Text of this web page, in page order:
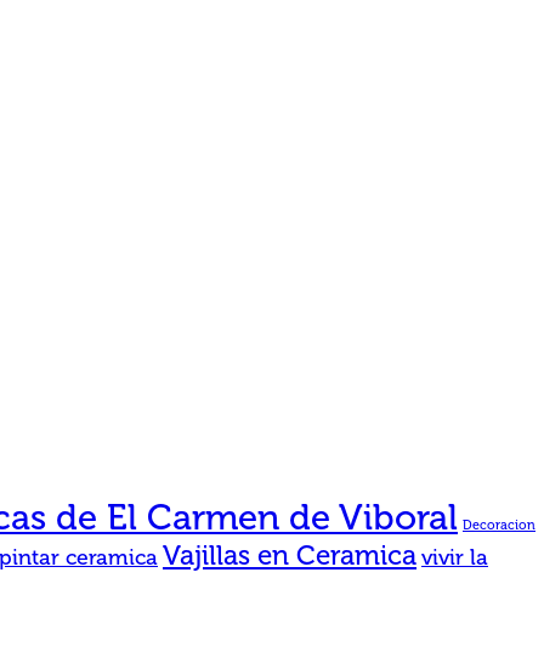
de El Carmen de Viboral Decoracion
pintar ceramicaVajillas en Ceramicavivir la